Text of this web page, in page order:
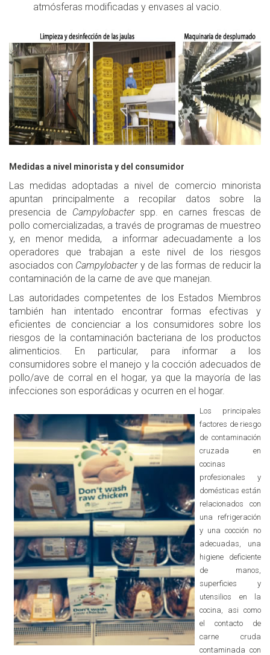
atmósferas modificadas y envases al vacio.
Medidas a nivel minorista y del consumidor
Las medidas adoptadas a nivel de comercio minorista
apuntan principalmente a recopilar datos sobre la
presencia de Campylobacterspp. en carnes frescas de
pollo comercializadas, a través de programas de muestreo
y, en menor medida, a informar adecuadamente a los
operadores que trabajan a este nivel de los riesgos
asociados con Campylobactery de las formas de reducir la
contaminación de la carne de ave que manejan.
Las autoridades competentes de los Estados Miembros
también han intentado encontrar formas efectivas y
eficientes de concienciar a los consumidores sobre los
riesgos de la contaminación bacteriana de los productos
alimenticios. En particular, para informar a los
consumidores sobre el manejo y la cocción adecuados de
pollo/ave de corral en el hogar, ya que la mayoría de las
infecciones son esporádicas y ocurren en el hogar.
Los principales
factores de riesgo
de contaminación
cruzada en
cocinas
profesionales y
domésticas están
relacionados con
una refrigeración
y una cocción no
adecuadas, una
higiene deficiente
de manos,
superficies y
utensilios en la
cocina, asi como
el contacto de
carne cruda
contaminada con